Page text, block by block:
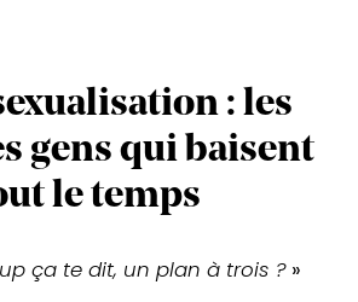
: les
gens qui baisent
le temps
ça te dit, un plan à trois ? »